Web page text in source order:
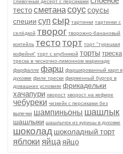
сливочный десерт с персиками
тестосметанасоуссоусы
специи суп сыр тартинки тартинки с
селёдкой творог творожно-банановый
коктейль тестоторт торт "турецкая
кофейня" торт с клубникой торты треска
треска в чесночно-лимонном маринаде
фарфалле фарш фаршированный карп в
духовке филе трески фирменный бургер в
домашних условиях фрикадельки
хачапури хворост хворост на кефире
чебуреки чизкейк с персиками без
выпечки шампиньоны шашлык
шашлыки шашлычок из курицы в духовке
шоколад шоколадный торт
яблоки яйца яйцо